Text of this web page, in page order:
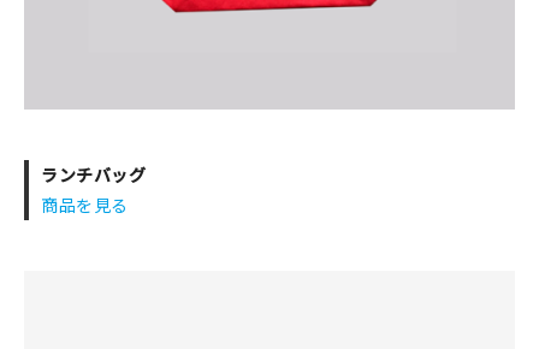
ランチバッグ
商品を見る